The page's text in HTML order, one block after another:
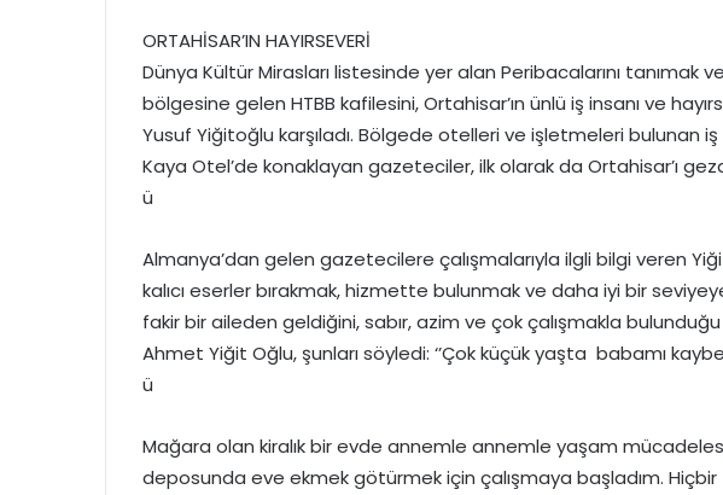
ORTAHİSAR’IN HAYIRSEVERİ
Dünya Kültür Mirasları listesinde yer alan Peribacalarını tanımak
bölgesine gelen HTBB kafilesini, Ortahisar’ın ünlü iş insanı ve
Yusuf Yiğitoğlu karşıladı. Bölgede otelleri ve işletmeleri bulunan
Kaya Otel’de konaklayan gazeteciler, ilk olarak da Ortahisar’ı
ü
Almanya’dan gelen gazetecilere çalışmalarıyla ilgli bilgi veren
kalıcı eserler bırakmak, hizmette bulunmak ve daha iyi bir
fakir bir aileden geldiğini, sabır, azim ve çok çalışmakla
Ahmet Yiğit Oğlu, şunları söyledi: ‘’Çok küçük yaşta babamı
ü
Mağara olan kiralık bir evde annemle annemle yaşam
deposunda eve ekmek götürmek için çalışmaya başladım.